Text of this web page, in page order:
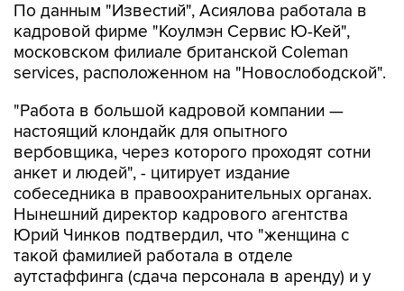
По данным "Известий", Асиялова работала в
кадровой фирме "Коулмэн Сервис Ю-Кей",
московском филиале британской Сoleman
services, расположенном на "Новослободской".
"Работа в большой кадровой компании —
настоящий клондайк для опытного
вербовщика, через которого проходят сотни
анкет и людей", - цитирует издание
собеседника в правоохранительных органах.
Нынешний директор кадрового агентства
Юрий Чинков подтвердил, что "женщина с
такой фамилией работала в отделе
аутстаффинга (сдача персонала в аренду) и у